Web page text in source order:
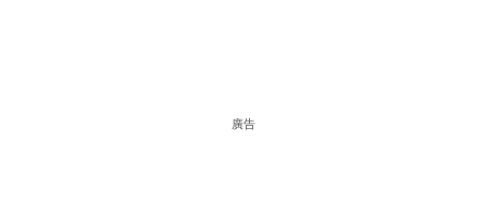
廣告